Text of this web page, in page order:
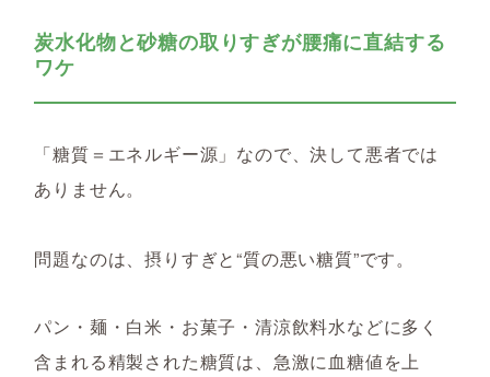
炭水化物と砂糖の取りすぎが腰痛に直結する
ワケ
「糖質＝エネルギー源」なので、決して悪者では
ありません。
問題なのは、摂りすぎと“質の悪い糖質”です。
パン・麺・白米・お菓子・清涼飲料水などに多く
含まれる精製された糖質は、急激に血糖値を上